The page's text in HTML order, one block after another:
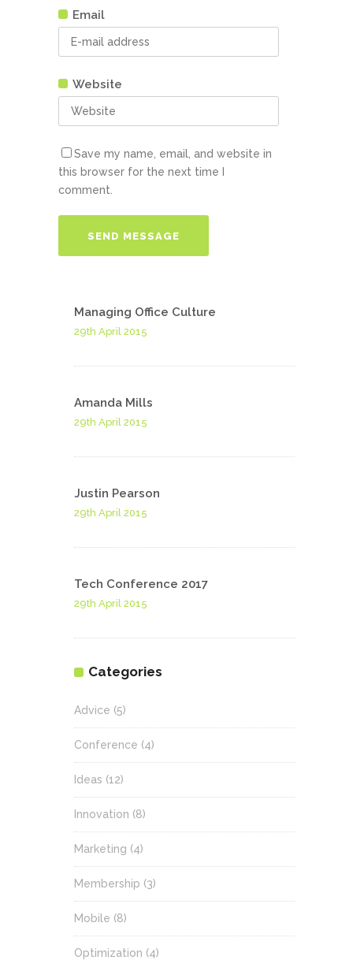
Email
Website
Save my name, email, and website in
this browser for the next time I
comment.
Managing Office Culture
29th April 2015
Amanda Mills
29th April 2015
Justin Pearson
29th April 2015
Tech Conference 2017
29th April 2015
Categories
Advice (5)
Conference (4)
Ideas (12)
Innovation (8)
Marketing (4)
Membership (3)
Mobile (8)
Optimization (4)